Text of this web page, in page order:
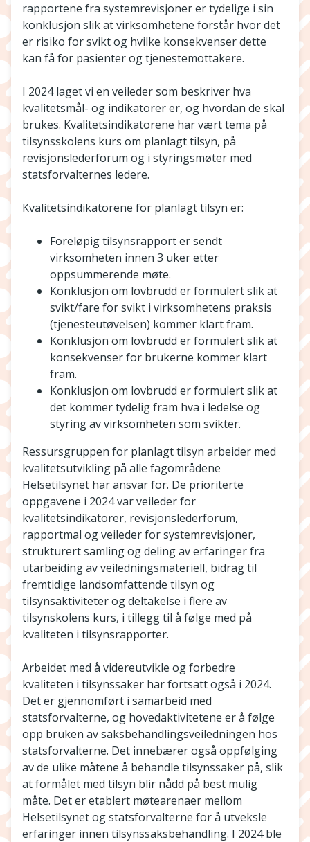
rapportene fra systemrevisjoner er tydelige i sin
konklusjon slik at virksomhetene forstår hvor det
er risiko for svikt og hvilke konsekvenser dette
kan få for pasienter og tjenestemottakere.
I 2024 laget vi en veileder som beskriver hva
kvalitetsmål- og indikatorer er, og hvordan de skal
brukes. Kvalitetsindikatorene har vært tema på
tilsynsskolens kurs om planlagt tilsyn, på
revisjonslederforum og i styringsmøter med
statsforvalternes ledere.
Kvalitetsindikatorene for planlagt tilsyn er:
Foreløpig tilsynsrapport er sendt
virksomheten innen 3 uker etter
oppsummerende møte.
Konklusjon om lovbrudd er formulert slik at
svikt/fare for svikt i virksomhetens praksis
(tjenesteutøvelsen) kommer klart fram.
Konklusjon om lovbrudd er formulert slik at
konsekvenser for brukerne kommer klart
fram.
Konklusjon om lovbrudd er formulert slik at
det kommer tydelig fram hva i ledelse og
styring av virksomheten som svikter.
Ressursgruppen for planlagt tilsyn arbeider med
kvalitetsutvikling på alle fagområdene
Helsetilsynet har ansvar for. De prioriterte
oppgavene i 2024 var veileder for
kvalitetsindikatorer, revisjonslederforum,
rapportmal og veileder for systemrevisjoner,
strukturert samling og deling av erfaringer fra
utarbeiding av veiledningsmateriell, bidrag til
fremtidige landsomfattende tilsyn og
tilsynsaktiviteter og deltakelse i flere av
tilsynskolens kurs, i tillegg til å følge med på
kvaliteten i tilsynsrapporter.
Arbeidet med å videreutvikle og forbedre
kvaliteten i tilsynssaker har fortsatt også i 2024.
Det er gjennomført i samarbeid med
statsforvalterne, og hovedaktivitetene er å følge
opp bruken av saksbehandlingsveiledningen hos
statsforvalterne. Det innebærer også oppfølging
av de ulike måtene å behandle tilsynssaker på, slik
at formålet med tilsyn blir nådd på best mulig
måte. Det er etablert møtearenaer mellom
Helsetilsynet og statsforvalterne for å utveksle
erfaringer innen tilsynssaksbehandling. I 2024 ble